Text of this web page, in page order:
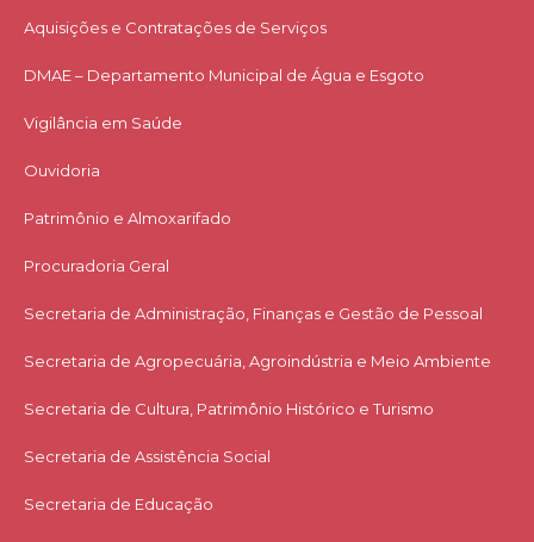
Aquisições e Contratações de Serviços​
DMAE – Departamento Municipal de Água e Esgoto
Vigilância em Saúde
Ouvidoria
Patrimônio e Almoxarifado
Procuradoria Geral
Secretaria de Administração, Finanças e Gestão de Pessoal
Secretaria de Agropecuária, Agroindústria e Meio Ambiente
Secretaria de Cultura, Patrimônio Histórico e Turismo
Secretaria de Assistência Social
Secretaria de Educação